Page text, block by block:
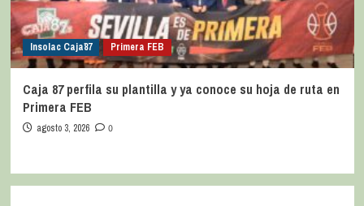
Insolac Caja´87 Primera FEB
Caja 87 perfila su plantilla y ya conoce su hoja de ruta en
Primera FEB
agosto 3, 2026 0